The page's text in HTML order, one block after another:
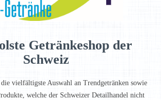
Getränkeshop der
Schweiz
vielfältigste Auswahl an Trendgetränken sowie
welche der Schweizer Detailhandel nicht